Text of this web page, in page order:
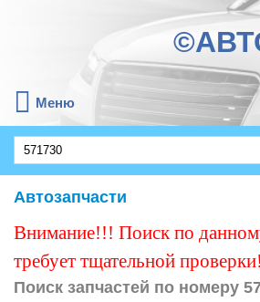
Меню
Автозапчасти
Внимание!!! Поиск по
требует тщательной
Поиск запчастей по номеру